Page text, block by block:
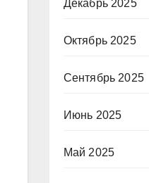
Декабрь 2025
Октябрь 2025
Сентябрь 2025
Июнь 2025
Май 2025